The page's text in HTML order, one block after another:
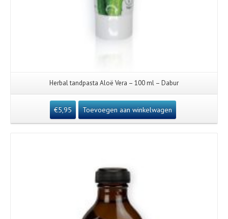
Herbal tandpasta Aloë Vera – 100 ml – Dabur
€5,95 Toevoegen aan winkelwagen
Details